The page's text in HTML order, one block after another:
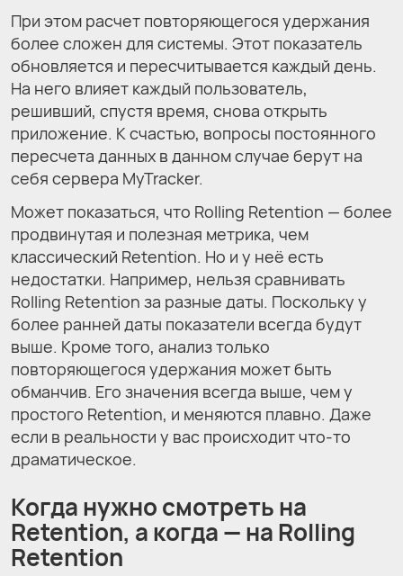
При этом расчет повторяющегося удержания
более сложен для системы. Этот показатель
обновляется и пересчитывается каждый день.
На него влияет каждый пользователь,
решивший, спустя время, снова открыть
приложение. К счастью, вопросы постоянного
пересчета данных в данном случае берут на
себя сервера MyTracker.
Может показаться, что Rolling Retention — более
продвинутая и полезная метрика, чем
классический Retention. Но и у неё есть
недостатки. Например, нельзя сравнивать
Rolling Retention за разные даты. Поскольку у
более ранней даты показатели всегда будут
выше. Кроме того, анализ только
повторяющегося удержания может быть
обманчив. Его значения всегда выше, чем у
простого Retention, и меняются плавно. Даже
если в реальности у вас происходит что-то
драматическое.
Когда нужно смотреть на
Retention, а когда — на Rolling
Retention